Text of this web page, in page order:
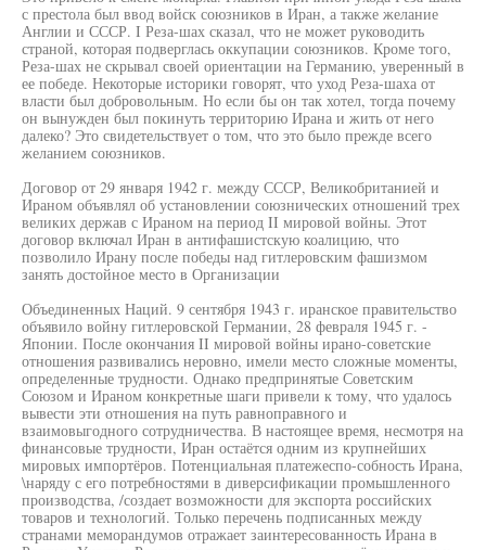
с престола был ввод войск союзников в Иран, а также желание
Англии и СССР. I Реза-шах сказал, что не может руководить
страной, которая подверглась оккупации союзников. Кроме того,
Реза-шах не скрывал своей ориентации на Германию, уверенный в
ее победе. Некоторые историки говорят, что уход Реза-шаха от
власти был добровольным. Но если бы он так хотел, тогда почему
он вынужден был покинуть территорию Ирана и жить от него
далеко? Это свидетельствует о том, что это было прежде всего
желанием союзников.
Договор от 29 января 1942 г. между СССР, Великобританией и
Ираном объявлял об установлении союзнических отношений трех
великих держав с Ираном на период II мировой войны. Этот
договор включал Иран в антифашистскую коалицию, что
позволило Ирану после победы над гитлеровским фашизмом
занять достойное место в Организации
Объединенных Наций. 9 сентября 1943 г. иранское правительство
объявило войну гитлеровской Германии, 28 февраля 1945 г. -
Японии. После окончания II мировой войны ирано-советские
отношения развивались неровно, имели место сложные моменты,
определенные трудности. Однако предпринятые Советским
Союзом и Ираном конкретные шаги привели к тому, что удалось
вывести эти отношения на путь равноправного и
взаимовыгодного сотрудничества. В настоящее время, несмотря на
финансовые трудности, Иран остаётся одним из крупнейших
мировых импортёров. Потенциальная платежеспо-собность Ирана,
\наряду с его потребностями в диверсификации промышленного
производства, /создает возможности для экспорта российских
товаров и технологий. Только перечень подписанных между
странами меморандумов отражает заинтересованность Ирана в